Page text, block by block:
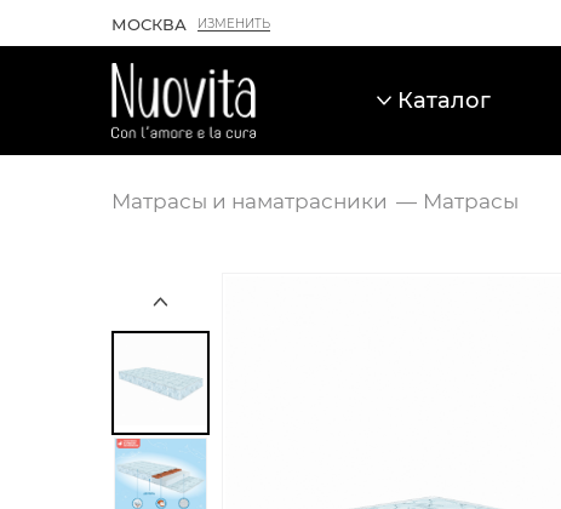
МОСКВА ИЗМЕНИТЬ
Каталог
Матрасы и наматрасники Матрасы
Карточка товара